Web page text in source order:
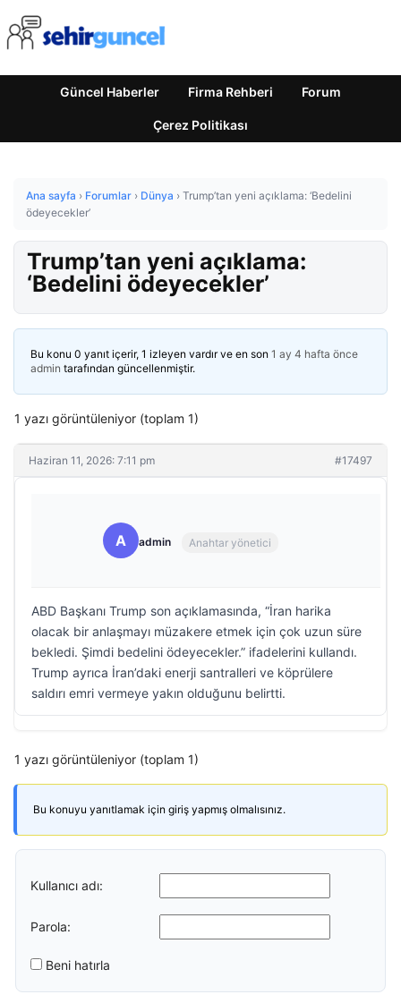
Güncel Haberler Firma Rehberi Forum
Çerez Politikası
Ana sayfa › Forumlar › Dünya › Trump’tan yeni açıklama: ‘Bedelini
ödeyecekler’
Trump’tan yeni açıklama:
‘Bedelini ödeyecekler’
Bu konu 0 yanıt içerir, 1 izleyen vardır ve en son 1 ay 4 hafta önce
admin tarafından güncellenmiştir.
1 yazı görüntüleniyor (toplam 1)
Haziran 11, 2026: 7:11 pm #17497
A admin Anahtar yönetici
ABD Başkanı Trump son açıklamasında, “İran harika
olacak bir anlaşmayı müzakere etmek için çok uzun süre
bekledi. Şimdi bedelini ödeyecekler.” ifadelerini kullandı.
Trump ayrıca İran’daki enerji santralleri ve köprülere
saldırı emri vermeye yakın olduğunu belirtti.
1 yazı görüntüleniyor (toplam 1)
Bu konuyu yanıtlamak için giriş yapmış olmalısınız.
Kullanıcı adı:
Parola:
Beni hatırla